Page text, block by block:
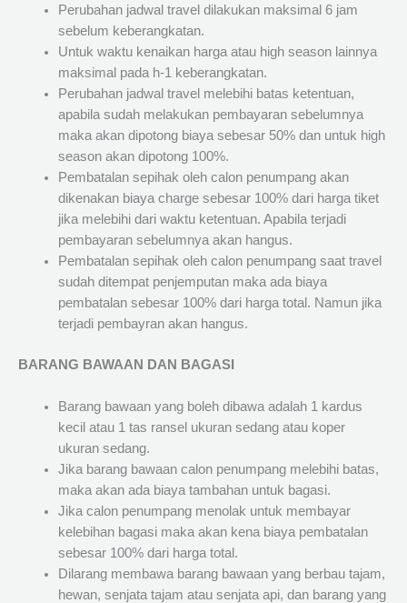
Perubahan jadwal travel dilakukan maksimal 6 jam
sebelum keberangkatan.
Untuk waktu kenaikan harga atau high season lainnya
maksimal pada h-1 keberangkatan.
Perubahan jadwal travel melebihi batas ketentuan,
apabila sudah melakukan pembayaran sebelumnya
maka akan dipotong biaya sebesar 50% dan untuk high
season akan dipotong 100%.
Pembatalan sepihak oleh calon penumpang akan
dikenakan biaya charge sebesar 100% dari harga tiket
jika melebihi dari waktu ketentuan. Apabila terjadi
pembayaran sebelumnya akan hangus.
Pembatalan sepihak oleh calon penumpang saat travel
sudah ditempat penjemputan maka ada biaya
pembatalan sebesar 100% dari harga total. Namun jika
terjadi pembayran akan hangus.
BARANG BAWAAN DAN BAGASI
Barang bawaan yang boleh dibawa adalah 1 kardus
kecil atau 1 tas ransel ukuran sedang atau koper
ukuran sedang.
Jika barang bawaan calon penumpang melebihi batas,
maka akan ada biaya tambahan untuk bagasi.
Jika calon penumpang menolak untuk membayar
kelebihan bagasi maka akan kena biaya pembatalan
sebesar 100% dari harga total.
Dilarang membawa barang bawaan yang berbau tajam,
hewan, senjata tajam atau senjata api, dan barang yang